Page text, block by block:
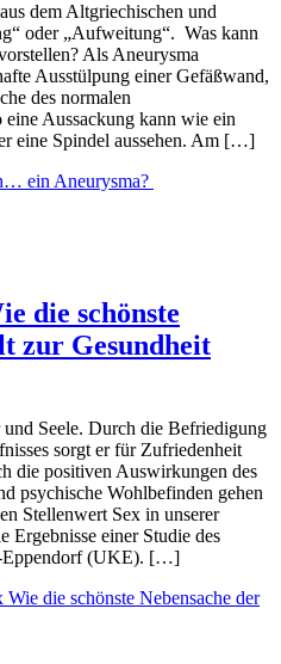
dem Altgriechischen und
oder „Aufweitung“. Was kann
Als Aneurysma
Ausstülpung einer Gefäßwand,
des normalen
eine Aussackung kann wie ein
eine Spindel aussehen. Am […]
ein Aneurysma?
die schönste
zur Gesundheit
Seele. Durch die Befriedigung
sorgt er für Zufriedenheit
die positiven Auswirkungen des
psychische Wohlbefinden gehen
Stellenwert Sex in unserer
Ergebnisse einer Studie des
Eppendorf (UKE). […]
die schönste Nebensache der